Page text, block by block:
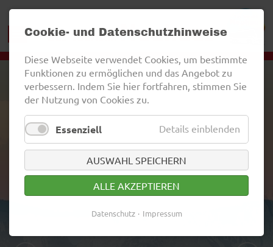
Cookie- und Datenschutzhinweise
Diese Webseite verwendet Cookies, um bestimmte
Funktionen zu ermöglichen und das Angebot zu
verbessern. Indem Sie hier fortfahren, stimmen Sie
der Nutzung von Cookies zu.
Essenziell Details einblenden
AUSWAHL SPEICHERN
ALLE AKZEPTIEREN
Datenschutz Impressum